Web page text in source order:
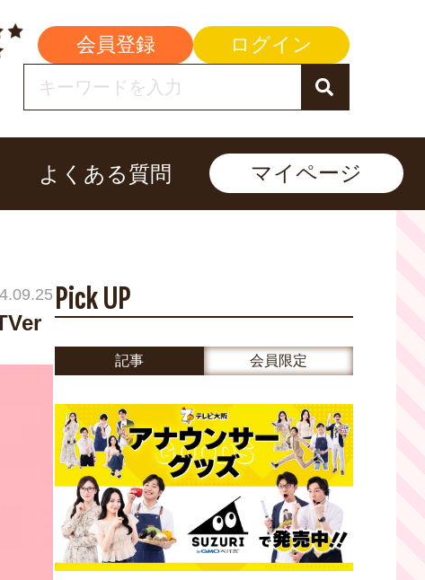
会員登録 ログイン
よくある質問 マイページ
Pick UP
記事 会員限定